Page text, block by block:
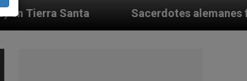
Sacerdotes alemanes fieles al Papa